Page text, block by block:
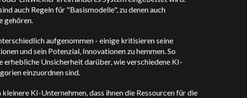
auch Regeln für "Basismodelle", zu denen auch
gehören.
aufgenommen - einige kritisieren seine
und sein Potenzial, Innovationen zu hemmen. So
erhebliche Unsicherheit darüber, wie verschiedene KI-
einzuordnen sind.
KI-Unternehmen, dass ihnen die Ressourcen für die